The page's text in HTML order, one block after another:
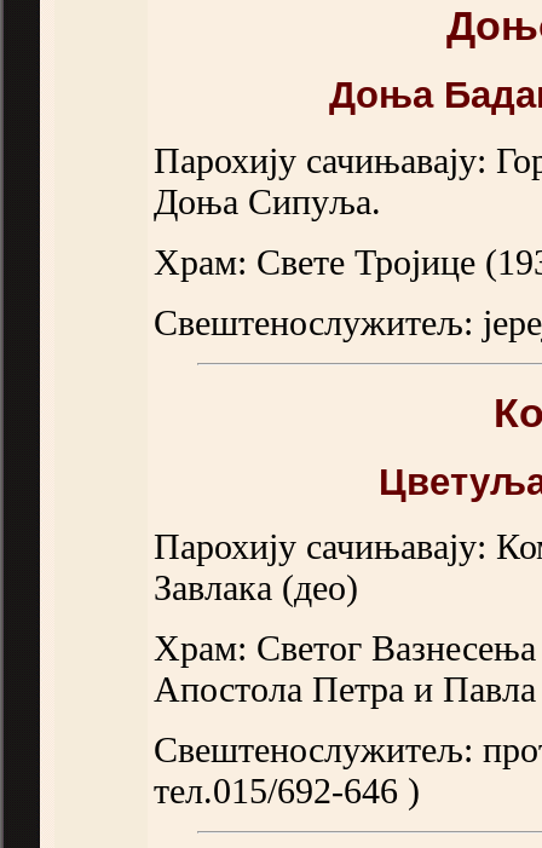
Доња
Парохију сачињавају:
Доња Сипуља.
Храм: Свете Тројице
Свештенослужитељ:
Парохију сачињавају:
Завлака (део)
Храм: Светог
Апостола Петра и
Свештенослужитељ:
тел.015/692-646 )